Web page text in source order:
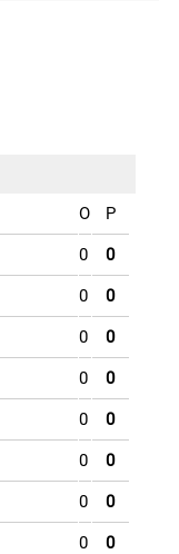
O P
0 0
0 0
0 0
0 0
0 0
0 0
0 0
0 0